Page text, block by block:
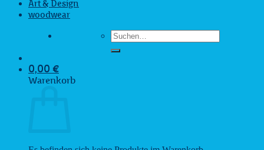
Art & Design
woodwear
Suchen
nach:
0,00 €
Warenkorb